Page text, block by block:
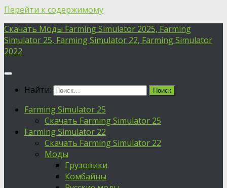
Перейти к содержимому
Скачать Моды Farming Simulator 2025, Farming
Simulator 25, Farming Simulator 22, Farming Simulator
2022
Найти:
Farming Simulator 25
Скачать Farming Simulator 25
Farming Simulator 22
Скачать Farming Simulator 22
Моды
Грузовики
Комбайны